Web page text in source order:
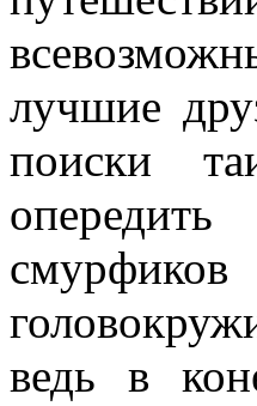
лучшие
поиски
ведь в